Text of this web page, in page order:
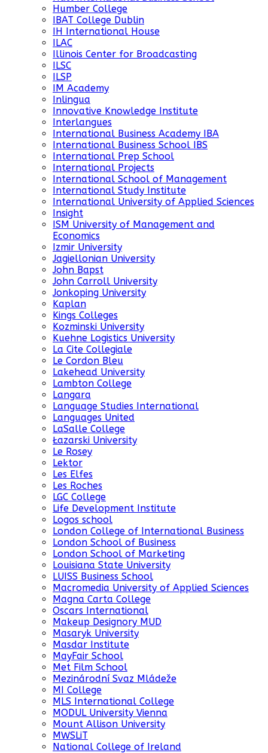
Humber College
IBAT College Dublin
IH International House
ILAC
Illinois Center for Broadcasting
ILSC
ILSP
IM Academy
Inlingua
Innovative Knowledge Institute
Interlangues
International Business Academy IBA
International Business School IBS
International Prep School
International Projects
International School of Management
International Study Institute
International University of Applied Sciences
Insight
ISM University of Management and
Economics
Izmir University
Jagiellonian University
John Bapst
John Carroll University
Jonkoping University
Kaplan
Kings Colleges
Kozminski University
Kuehne Logistics University
La Cite Collegiale
Le Cordon Bleu
Lakehead University
Lambton College
Langara
Language Studies International
Languages United
LaSalle College
Łazarski University
Le Rosey
Lektor
Les Elfes
Les Roches
LGC College
Life Development Institute
Logos school
London College of International Business
London School of Business
London School of Marketing
Louisiana State University
LUISS Business School
Macromedia University of Applied Sciences
Magna Carta College
Oscars International
Makeup Designory MUD
Masaryk University
Masdar Institute
MayFair School
Met Film School
Mezinárodní Svaz Mládeže
MI College
MLS International College
MODUL University Vienna
Mount Allison University
MWSLiT
National College of Ireland